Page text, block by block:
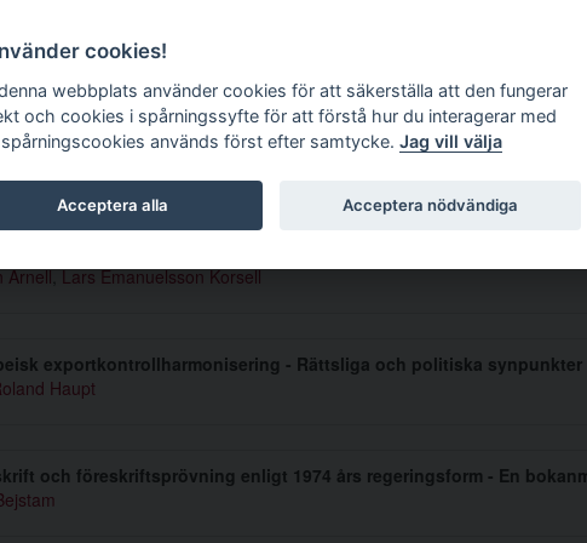
tidskrift
1999 6
Arnell,Lars Emanuelsson Korsell
exportkontrollharmonisering - Rättsliga och politiska synpunkter
Haupt
och föreskriftsprövning enligt 1974 års regeringsform - En
cookies!
webbplats använder cookies för att säkerställa att den fungerar
och cookies i spårningssyfte för att förstå hur du interagerar med
används först efter samtycke. Jag vill välja
Acceptera alla Acceptera nödvändiga